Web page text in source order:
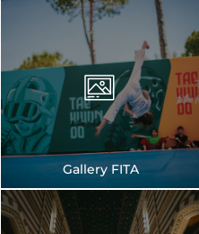
Gallery FITA